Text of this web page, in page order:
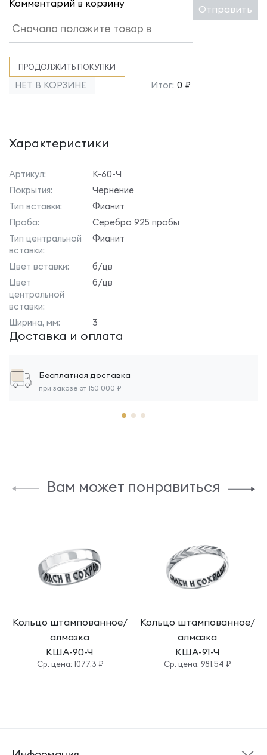
Комментарий в корзину Отправить
ПРОДОЛЖИТЬ ПОКУПКИ
НЕТ В КОРЗИНЕ Итог: 0 ₽
Характеристики
Артикул:
К-60-Ч
Покрытия:
Чернение
Тип вставки:
Фианит
Проба:
Серебро 925 пробы
Тип центральной
вставки:
Фианит
Цвет вставки:
б/цв
Цвет
центральной
вставки:
б/цв
Ширина, мм: 3
Доставка и оплата
Бесплатная доставка
при заказе от 150 000 ₽
Вам может понравиться
Кольцо штампованное/
алмазка
КША-90-Ч
Cр. цена: 1077.3 ₽
Кольцо штампованное/
алмазка
КША-91-Ч
Cр. цена: 981.54 ₽